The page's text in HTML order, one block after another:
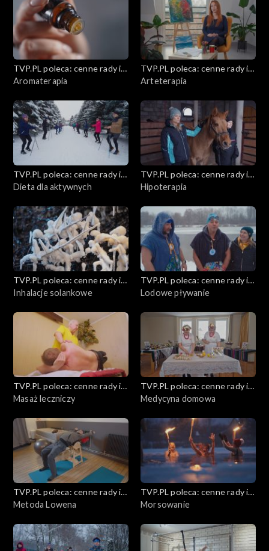
Kobiece sprawy
Jarmarki świąteczne
Zrób to sam
Morsowanie
Moda na zimę
Edukacja finansowa
Edukacja medialna
5 minut zdrowia
Budowanie świadomości konsumenckiej
Kuchnia Dantego
Sylwestrowe kreacje
Zapytaj prawnika
Medycyna holistyczna
Wielkanocny czas
TVP.PL poleca: cenne rady i
ciekawostki
Aromaterapia
TVP.PL poleca: cenne rady i
ciekawostki
Arteterapia
TVP.PL poleca: cenne rady i
ciekawostki
Dieta dla aktywnych
TVP.PL poleca: cenne rady i
ciekawostki
Hipoterapia
TVP.PL poleca: cenne rady i
ciekawostki
Inhalacje solankowe
TVP.PL poleca: cenne rady i
ciekawostki
Lodowe pływanie
TVP.PL poleca: cenne rady i
ciekawostki
Masaż leczniczy
TVP.PL poleca: cenne rady i
ciekawostki
Medycyna domowa
TVP.PL poleca: cenne rady i
ciekawostki
Metoda Lowena
TVP.PL poleca: cenne rady i
ciekawostki
Morsowanie